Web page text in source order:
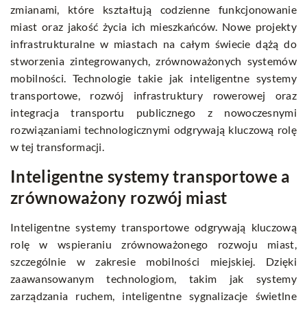
zmianami, które kształtują codzienne funkcjonowanie
miast oraz jakość życia ich mieszkańców. Nowe projekty
infrastrukturalne w miastach na całym świecie dążą do
stworzenia zintegrowanych, zrównoważonych systemów
mobilności. Technologie takie jak inteligentne systemy
transportowe, rozwój infrastruktury rowerowej oraz
integracja transportu publicznego z nowoczesnymi
rozwiązaniami technologicznymi odgrywają kluczową rolę
w tej transformacji.
Inteligentne systemy transportowe a
zrównoważony rozwój miast
Inteligentne systemy transportowe odgrywają kluczową
rolę w wspieraniu zrównoważonego rozwoju miast,
szczególnie w zakresie mobilności miejskiej. Dzięki
zaawansowanym technologiom, takim jak systemy
zarządzania ruchem, inteligentne sygnalizacje świetlne